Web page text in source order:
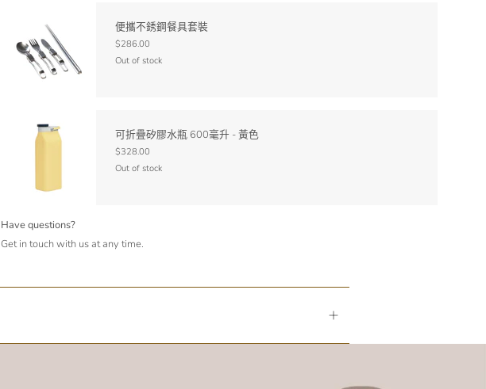
便攜不銹鋼餐具套裝
$286.00
Out of stock
可折疊矽膠水瓶 600毫升 - 黃色
$328.00
Out of stock
Have questions?
Get in touch with us at any time.